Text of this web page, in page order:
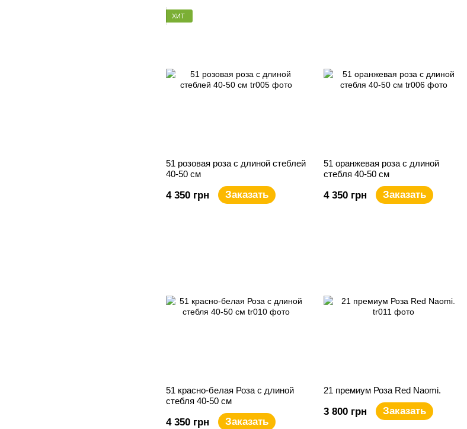
ХИТ
51 розовая роза с длиной стеблей
40-50 см
4 350 грн Заказать
51 оранжевая роза с длиной
стебля 40-50 см
4 350 грн Заказать
51 красно-белая Роза с длиной
стебля 40-50 см
4 350 грн Заказать
21 премиум Роза Red Naomi.
3 800 грн Заказать